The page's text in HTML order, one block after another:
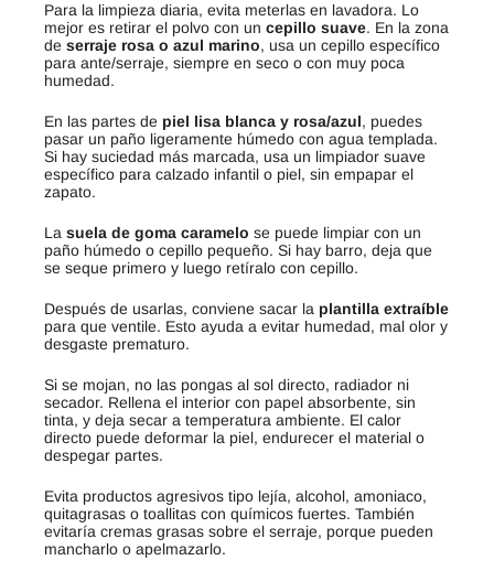
Para la limpieza diaria, evita meterlas en lavadora. Lo
mejor es retirar el polvo con un cepillo suave. En la zona
de serraje rosa o azul marino, usa un cepillo específico
para ante/serraje, siempre en seco o con muy poca
humedad.
En las partes de piel lisa blanca y rosa/azul, puedes
pasar un paño ligeramente húmedo con agua templada.
Si hay suciedad más marcada, usa un limpiador suave
específico para calzado infantil o piel, sin empapar el
zapato.
La suela de goma caramelo se puede limpiar con un
paño húmedo o cepillo pequeño. Si hay barro, deja que
se seque primero y luego retíralo con cepillo.
Después de usarlas, conviene sacar la plantilla extraíble
para que ventile. Esto ayuda a evitar humedad, mal olor y
desgaste prematuro.
Si se mojan, no las pongas al sol directo, radiador ni
secador. Rellena el interior con papel absorbente, sin
tinta, y deja secar a temperatura ambiente. El calor
directo puede deformar la piel, endurecer el material o
despegar partes.
Evita productos agresivos tipo lejía, alcohol, amoniaco,
quitagrasas o toallitas con químicos fuertes. También
evitaría cremas grasas sobre el serraje, porque pueden
mancharlo o apelmazarlo.